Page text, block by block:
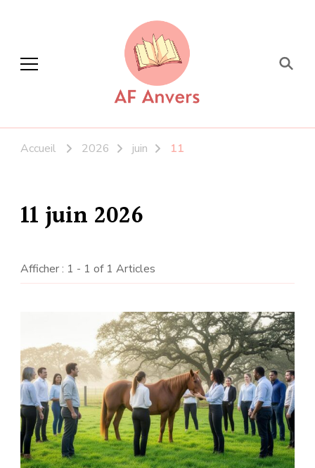
AF Anvers
Accueil 2026 juin 11
11 juin 2026
Afficher : 1 - 1 of 1 Articles